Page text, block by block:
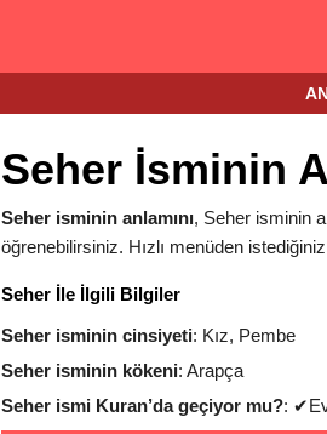
Seher İsminin
Seher isminin anlamını, Seher isminin
öğrenebilirsiniz. Hızlı menüden
Seher İle İlgili Bilgiler
Seher isminin cinsiyeti: Kız, Pembe
Seher isminin kökeni: Arapça
Seher ismi Kuran’da geçiyor mu?: ✔